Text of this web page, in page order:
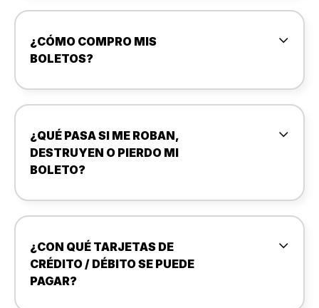
¿CÓMO COMPRO MIS
BOLETOS?
¿QUÉ PASA SI ME ROBAN,
DESTRUYEN O PIERDO MI
BOLETO?
¿CON QUÉ TARJETAS DE
CRÉDITO / DÉBITO SE PUEDE
PAGAR?